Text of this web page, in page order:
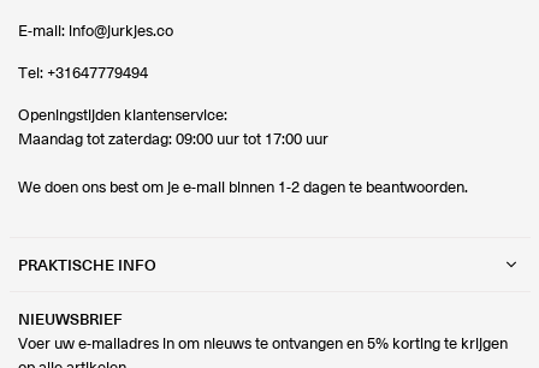
E-mail: info@jurkjes.co
Tel: +31647779494
Openingstijden klantenservice:
Maandag tot zaterdag: 09:00 uur tot 17:00 uur
We doen ons best om je e-mail binnen 1-2 dagen te beantwoorden.
PRAKTISCHE INFO
NIEUWSBRIEF
Voer uw e-mailadres in om nieuws te ontvangen en 5% korting te krijgen